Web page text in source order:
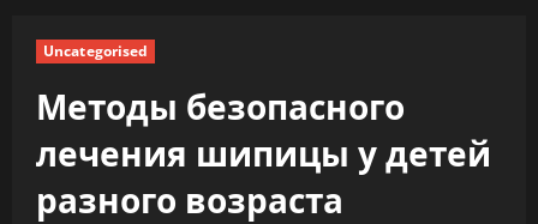
Uncategorised
Методы безопасного
лечения шипицы у детей
разного возраста